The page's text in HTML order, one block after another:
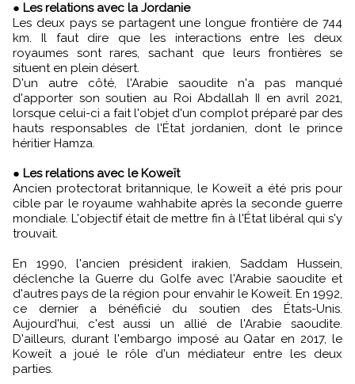
● Les relations avec la Jordanie
Les deux pays se partagent une longue frontière de 744
km. Il faut dire que les interactions entre les deux
royaumes sont rares, sachant que leurs frontières se
situent en plein désert.
D'un autre côté, l'Arabie saoudite n'a pas manqué
d'apporter son soutien au Roi Abdallah II en avril 2021,
lorsque celui-ci a fait l'objet d'un complot préparé par des
hauts responsables de l'État jordanien, dont le prince
héritier Hamza.
● Les relations avec le Koweït
Ancien protectorat britannique, le Koweït a été pris pour
cible par le royaume wahhabite après la seconde guerre
mondiale. L'objectif était de mettre fin à l'État libéral qui s'y
trouvait.
En 1990, l'ancien président irakien, Saddam Hussein,
déclenche la Guerre du Golfe avec l'Arabie saoudite et
d'autres pays de la région pour envahir le Koweït. En 1992,
ce dernier a bénéficié du soutien des États-Unis.
Aujourd'hui, c'est aussi un allié de l'Arabie saoudite.
D'ailleurs, durant l'embargo imposé au Qatar en 2017, le
Koweït a joué le rôle d'un médiateur entre les deux
parties.